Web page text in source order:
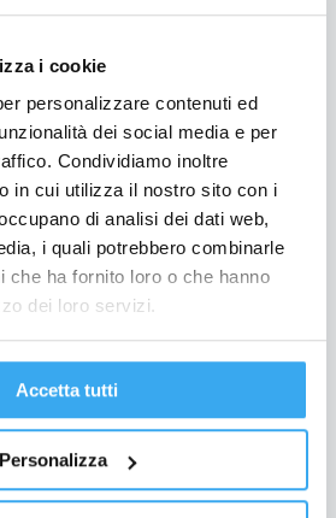
i cookie
personalizzare contenuti ed
dei social media e per
Condividiamo inoltre
in cui utilizza il nostro sito con i
di analisi dei dati web,
i quali potrebbero combinarle
che ha fornito loro o che hanno
dei loro servizi.
Accetta tutti
Personalizza